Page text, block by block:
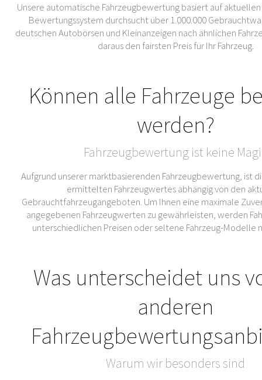
Unsere automatische Fahrzeugbewertung basiert auf
Bewertungssystem durchsucht über 1.000.000
deutschen Autobörsen und Kleinanzeigen nach ähnlichen
daraus den fairsten Preis für Ihr Fahrzeug.
Können alle Fahrzeuge
werden?
Fahrzeugbewertung ist keine
Aufgrund unserer marktbasierenden Fahrzeugbewertung, ist
ermittelten Fahrzeugwertes abhängig von den
Gebrauchtfahrzeugangeboten. Um Ihnen eine maximale
angegebenen Fahrzeugwerten zu gewährleisten, werden
unterschiedlichen Preisen oder seltene Fahrzeug-
Was unterscheidet uns
anderen
Warum wir besonders sind